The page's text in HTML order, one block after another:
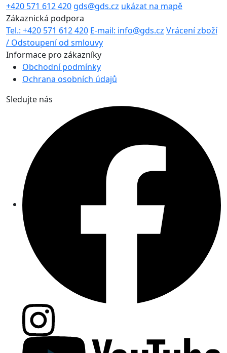
+420 571 612 420 gds@gds.cz ukázat na mapě
Zákaznická podpora
Tel.: +420 571 612 420 E-mail: info@gds.cz Vrácení zboží
/ Odstoupení od smlouvy
Informace pro zákazníky
Obchodní podmínky
Ochrana osobních údajů
Sledujte nás